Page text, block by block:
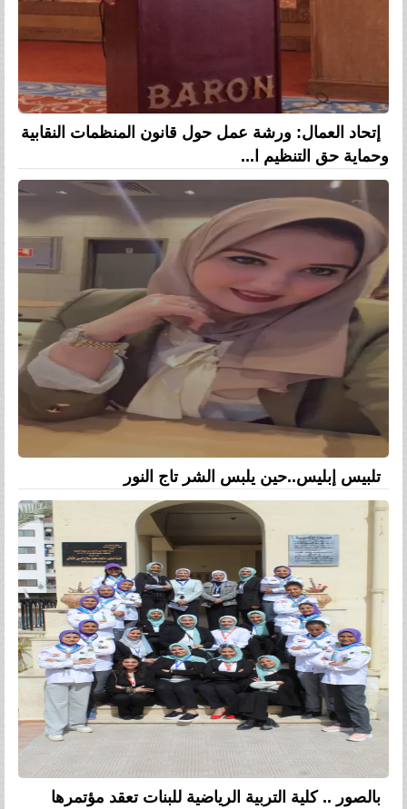
إتحاد العمال: ورشة عمل حول قانون المنظمات النقابية
وحماية حق التنظيم ا...
تلبيس إبليس..حين يلبس الشر تاج النور
بالصور .. كلية التربية الرياضية للبنات تعقد مؤتمرها